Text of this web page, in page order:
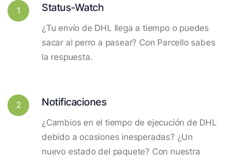
1 Status-Watch
¿Tu envío de DHL llega a tiempo o puedes
sacar al perro a pasear? Con Parcello sabes
la respuesta.
2 Notificaciones
¿Cambios en el tiempo de ejecución de DHL
debido a ocasiones inesperadas? ¿Un
nuevo estado del paquete? Con nuestra